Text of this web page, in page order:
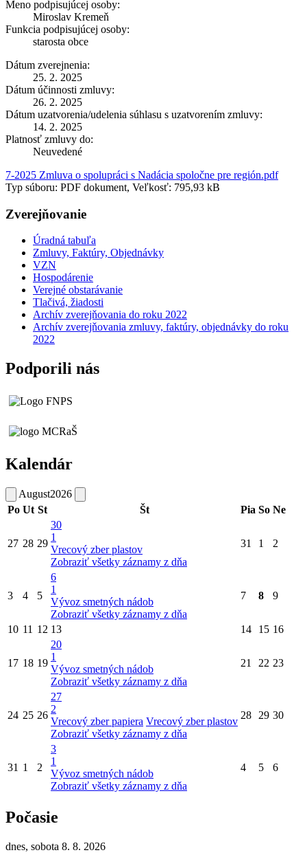
Meno podpisujúcej osoby:
Miroslav Kremeň
Funkcia podpisujúcej osoby:
starosta obce
Dátum zverejnenia:
25. 2. 2025
Dátum účinnosti zmluvy:
26. 2. 2025
Dátum uzatvorenia/udelenia súhlasu s uzatvorením zmluvy:
14. 2. 2025
Platnosť zmluvy do:
Neuvedené
7-2025 Zmluva o spolupráci s Nadácia spoločne pre región.pdf
Typ súboru: PDF dokument, Veľkosť: 795,93 kB
Zverejňovanie
Úradná tabuľa
Zmluvy, Faktúry, Objednávky
VZN
Hospodárenie
Verejné obstarávanie
Tlačivá, žiadosti
Archív zverejňovania do roku 2022
Archív zverejňovania zmluvy, faktúry, objednávky do roku
2022
Podporili nás
Kalendár
August2026
Po Ut St Št Pia So Ne
27 28 29
30
1
Vrecový zber plastov
Zobraziť všetky záznamy z dňa
31 1 2
3 4 5
6
1
Vývoz smetných nádob
Zobraziť všetky záznamy z dňa
7 8 9
10 11 12 13 14 15 16
17 18 19
20
1
Vývoz smetných nádob
Zobraziť všetky záznamy z dňa
21 22 23
24 25 26
27
2
Vrecový zber papiera Vrecový zber plastov
Zobraziť všetky záznamy z dňa
28 29 30
31 1 2
3
1
Vývoz smetných nádob
Zobraziť všetky záznamy z dňa
4 5 6
Počasie
dnes, sobota 8. 8. 2026